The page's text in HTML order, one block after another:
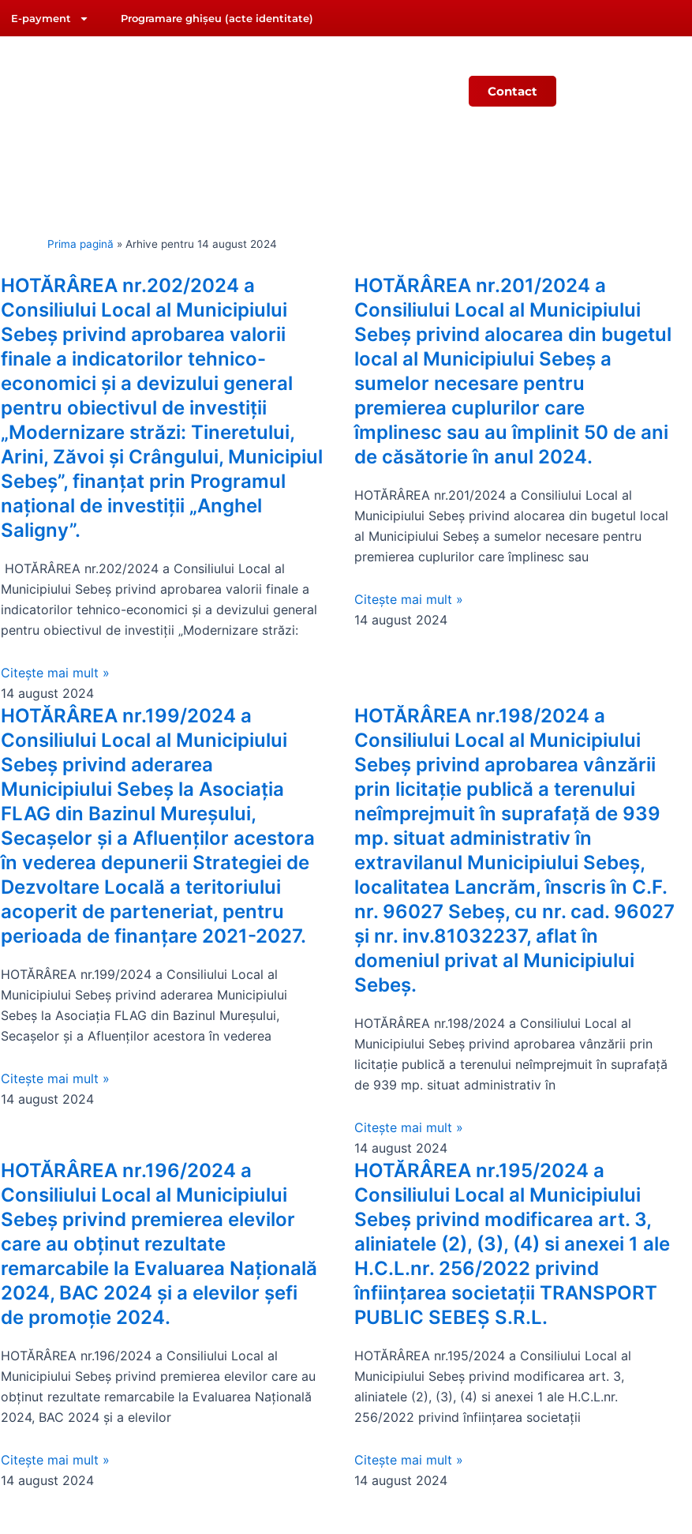
E-payment Programare ghișeu (acte identitate)
Contact
Prima pagină » Arhive pentru 14 august 2024
HOTĂRÂREA nr.202/2024 a
Consiliului Local al Municipiului
Sebeș privind aprobarea valorii
finale a indicatorilor tehnico-
economici și a devizului general
pentru obiectivul de investiții
„Modernizare străzi: Tineretului,
Arini, Zăvoi și Crângului, Municipiul
Sebeș”, finanțat prin Programul
național de investiții „Anghel
Saligny”.
HOTĂRÂREA nr.202/2024 a Consiliului Local al
Municipiului Sebeș privind aprobarea valorii finale a
indicatorilor tehnico-economici și a devizului general
pentru obiectivul de investiții „Modernizare străzi:
Citește mai mult »
14 august 2024
HOTĂRÂREA nr.201/2024 a
Consiliului Local al Municipiului
Sebeș privind alocarea din bugetul
local al Municipiului Sebeș a
sumelor necesare pentru
premierea cuplurilor care
împlinesc sau au împlinit 50 de ani
de căsătorie în anul 2024.
HOTĂRÂREA nr.201/2024 a Consiliului Local al
Municipiului Sebeș privind alocarea din bugetul local
al Municipiului Sebeș a sumelor necesare pentru
premierea cuplurilor care împlinesc sau
Citește mai mult »
14 august 2024
HOTĂRÂREA nr.199/2024 a
Consiliului Local al Municipiului
Sebeș privind aderarea
Municipiului Sebeș la Asociația
FLAG din Bazinul Mureșului,
Secașelor și a Afluenților acestora
în vederea depunerii Strategiei de
Dezvoltare Locală a teritoriului
acoperit de parteneriat, pentru
perioada de finanțare 2021-2027.
HOTĂRÂREA nr.199/2024 a Consiliului Local al
Municipiului Sebeș privind aderarea Municipiului
Sebeș la Asociația FLAG din Bazinul Mureșului,
Secașelor și a Afluenților acestora în vederea
Citește mai mult »
14 august 2024
HOTĂRÂREA nr.198/2024 a
Consiliului Local al Municipiului
Sebeș privind aprobarea vânzării
prin licitație publică a terenului
neîmprejmuit în suprafață de 939
mp. situat administrativ în
extravilanul Municipiului Sebeș,
localitatea Lancrăm, înscris în C.F.
nr. 96027 Sebeș, cu nr. cad. 96027
și nr. inv.81032237, aflat în
domeniul privat al Municipiului
Sebeș.
HOTĂRÂREA nr.198/2024 a Consiliului Local al
Municipiului Sebeș privind aprobarea vânzării prin
licitație publică a terenului neîmprejmuit în suprafață
de 939 mp. situat administrativ în
Citește mai mult »
14 august 2024
HOTĂRÂREA nr.196/2024 a
Consiliului Local al Municipiului
Sebeș privind premierea elevilor
care au obținut rezultate
remarcabile la Evaluarea Națională
2024, BAC 2024 și a elevilor șefi
de promoție 2024.
HOTĂRÂREA nr.196/2024 a Consiliului Local al
Municipiului Sebeș privind premierea elevilor care au
obținut rezultate remarcabile la Evaluarea Națională
2024, BAC 2024 și a elevilor
Citește mai mult »
14 august 2024
HOTĂRÂREA nr.195/2024 a
Consiliului Local al Municipiului
Sebeș privind modificarea art. 3,
aliniatele (2), (3), (4) si anexei 1 ale
H.C.L.nr. 256/2022 privind
înfiinţarea societaţii TRANSPORT
PUBLIC SEBEŞ S.R.L.
HOTĂRÂREA nr.195/2024 a Consiliului Local al
Municipiului Sebeș privind modificarea art. 3,
aliniatele (2), (3), (4) si anexei 1 ale H.C.L.nr.
256/2022 privind înfiinţarea societaţii
Citește mai mult »
14 august 2024